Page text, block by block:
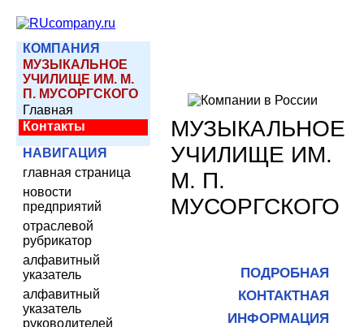
КОМПАНИЯ
МУЗЫКАЛЬНОЕ
УЧИЛИЩЕ ИМ. М.
П. МУСОРГСКОГО
Главная
Контакты
НАВИГАЦИЯ
главная страница
новости
предприятий
отраслевой
рубрикатор
алфавитный
указатель
алфавитный
указатель
руководителей
МУЗЫКАЛЬНОЕ
УЧИЛИЩЕ ИМ.
М. П.
МУСОРГСКОГО
ПОДРОБНАЯ
КОНТАКТНАЯ
ИНФОРМАЦИЯ